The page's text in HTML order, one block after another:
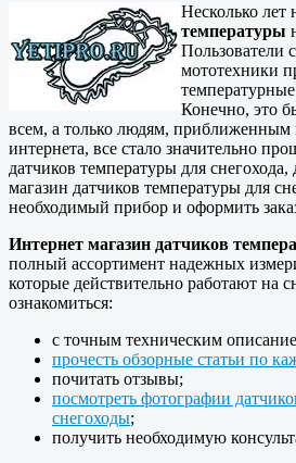
Несколько лет
температуры
Пользователи
мототехники
Конечно, это
всем, а только людям, приближенным
интернета, все стало значительно
датчиков температуры для снегохода,
магазин датчиков температуры для
необходимый прибор и оформить
Интернет магазин датчиков
полный ассортимент надежных
которые действительно работают на
ознакомиться:
с точным техническим
прочесть обзорные статьи по
почитать отзывы;
посмотреть фотографии
снегоходы;
получить необходимую